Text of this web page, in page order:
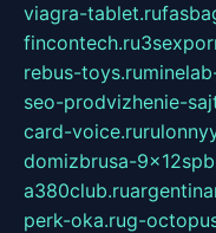
viagra-tablet.ru
fincontech.ru
rebus-toys.ru
seo-prodvizhenie-
card-voice.ru
domizbrusa-
a380club.ru
perk-oka.rug-